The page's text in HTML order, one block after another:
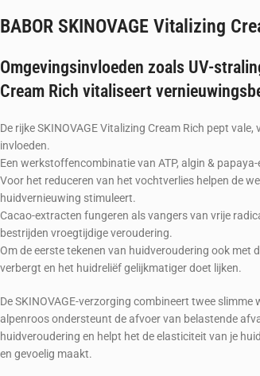
BABOR SKINOVAGE Vitalizing
Omgevingsinvloeden zoals UV-
Cream Rich vitaliseert
De rijke SKINOVAGE Vitalizing Cream Rich pept
invloeden.
Een werkstoffencombinatie van ATP, algin &
Voor het reduceren van het vochtverlies helpen de
huidvernieuwing stimuleert.
Cacao-extracten fungeren als vangers van vrije
bestrijden vroegtijdige veroudering.
Om de eerste tekenen van huidveroudering ook
verbergt en het huidreliëf gelijkmatiger doet lijken.
De SKINOVAGE-verzorging combineert twee
alpenroos ondersteunt de afvoer van belastende
huidveroudering en helpt het de elasticiteit van je
en gevoelig maakt.